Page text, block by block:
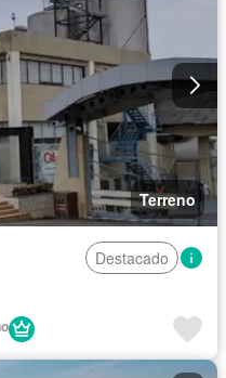
Terreno
Destacado